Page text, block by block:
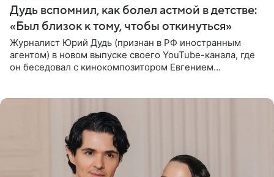
Дудь вспомнил, как болел астмой в детстве:
«Был близок к тому, чтобы откинуться»
Журналист Юрий Дудь (признан в РФ иностранным
агентом) в новом выпуске своего YouTube-канала, где
он беседовал с кинокомпозитором Евгением